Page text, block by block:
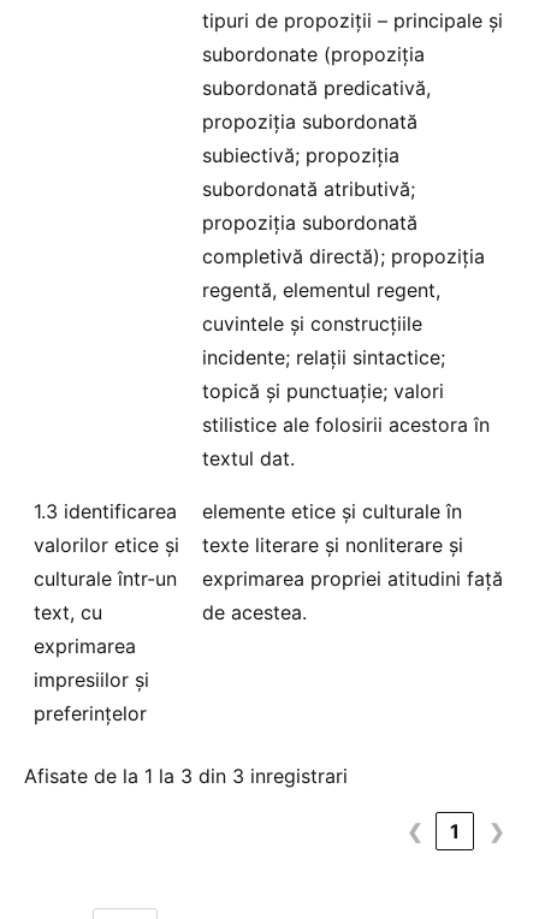
tipuri de propoziții – principale și
subordonate (propoziția
subordonată predicativă,
propoziția subordonată
subiectivă; propoziția
subordonată atributivă;
propoziția subordonată
completivă directă); propoziția
regentă, elementul regent,
cuvintele și construcțiile
incidente; relații sintactice;
topică și punctuație; valori
stilistice ale folosirii acestora în
textul dat.
1.3 identificarea
valorilor etice și
culturale într-un
text, cu
exprimarea
impresiilor și
preferințelor
elemente etice și culturale în
texte literare și nonliterare și
exprimarea propriei atitudini față
de acestea.
Afisate de la 1 la 3 din 3 inregistrari
❮ 1 ❯